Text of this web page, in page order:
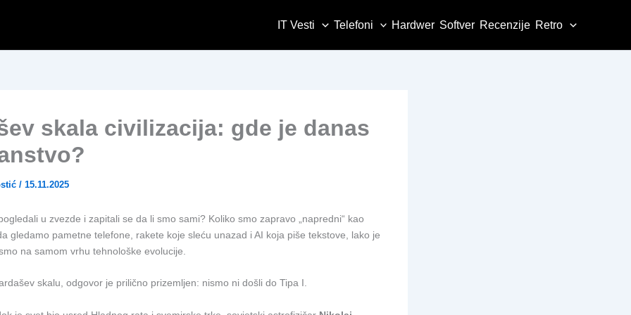
IT Vesti Telefoni Hardwer Softver Recenzije Retro
skala civilizacija: gde je danas
/ 15.11.2025
u zvezde i zapitali se da li smo sami? Koliko smo zapravo „napredni“ kao
gledamo pametne telefone, rakete koje sleću unazad i AI koja piše tekstove, lako je
na samom vrhu tehnološke evolucije.
skalu, odgovor je prilično prizemljen: nismo ni došli do Tipa I.